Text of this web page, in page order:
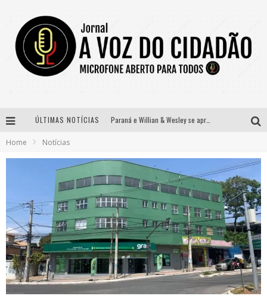
ÚLTIMAS NOTÍCIAS Paraná e Willian & Wesley se apresentam no Carretão Trevo Contagem nesta sexta-feira
Definidas as 12 finalistas do concurso Rainha do Pedro Leopoldo Rodeio Show 2026
Home Notícias